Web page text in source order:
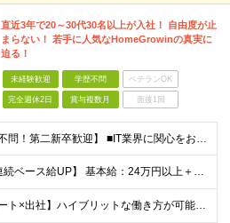
直近3年で20～30代30名以上が入社！ 自由度が止
まらない！ 若手に人気なHomeGrowinの真実に
迫る！
未経験歓迎 学歴不問 ベテランOK
完全週休2日 賞与複数月 面接1回
【学歴不問！第二新卒歓迎】 ■IT業界に関心をお持ちの方 【IT業界未経験者の方へ】 ITエンジニアという仕事は、パソコンの前でずっとにらめっこを しているイメージがありますが、意外とそうではないん
【4年連続ベース給UP】 基本給：24万円以上＋残業代(全額)＋各種手当 ※みなし残業なし ※基本給は経験や前職の給与を十分に考慮します ※交通費別途支給 ※6ヶ月間の試用期間があります（給与・待遇は
【リモート×出社】ハイブリットな働き方が可能！ 東京、神奈川のプロジェクト先 ■本社 神奈川県横浜市神奈川区栄町3-12 パシフィックマークス横浜イースト6F ■事業所(東京都最寄駅のみ記載) サ